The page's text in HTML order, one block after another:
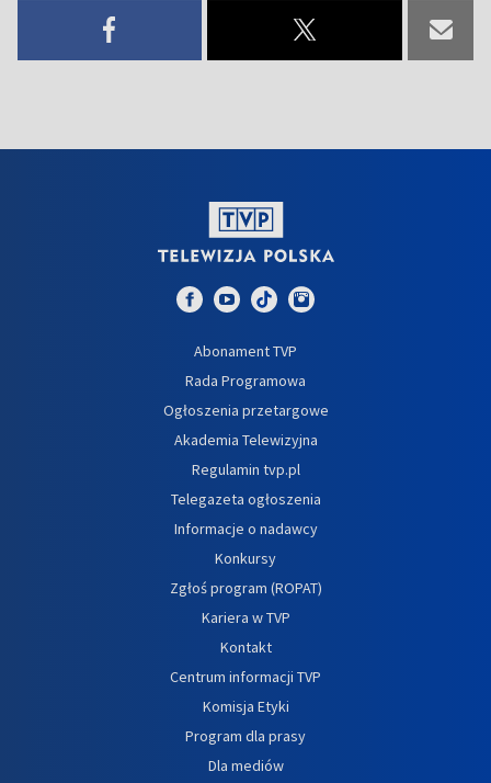
Abonament TVP
Rada Programowa
Ogłoszenia przetargowe
Akademia Telewizyjna
Regulamin tvp.pl
Telegazeta ogłoszenia
Informacje o nadawcy
Konkursy
Zgłoś program (ROPAT)
Kariera w TVP
Kontakt
Centrum informacji TVP
Komisja Etyki
Program dla prasy
Dla mediów